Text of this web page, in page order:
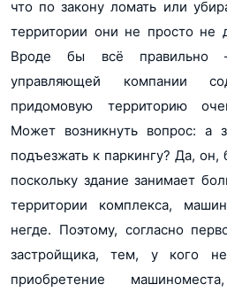
что по закону ломать или
территории они не просто
Вроде бы всё правильно
управляющей компании
придомовую территорию
Может возникнуть вопрос: а
подъезжать к паркингу? Да, он,
поскольку здание занимает
территории комплекса,
негде. Поэтому, согласно
застройщика, тем, у кого
приобретение